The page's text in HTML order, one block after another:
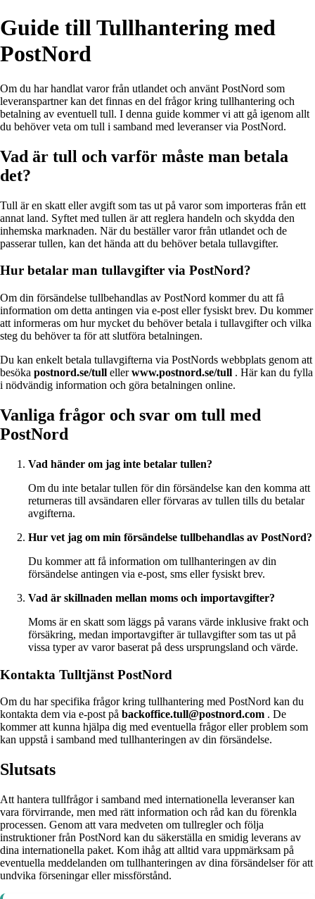
Guide till Tullhantering med
PostNord
Om du har handlat varor från utlandet och använt PostNord som
leveranspartner kan det finnas en del frågor kring tullhantering och
betalning av eventuell tull. I denna guide kommer vi att gå igenom allt
du behöver veta om tull i samband med leveranser via PostNord.
Vad är tull och varför måste man betala
det?
Tull är en skatt eller avgift som tas ut på varor som importeras från ett
annat land. Syftet med tullen är att reglera handeln och skydda den
inhemska marknaden. När du beställer varor från utlandet och de
passerar tullen, kan det hända att du behöver betala tullavgifter.
Hur betalar man tullavgifter via PostNord?
Om din försändelse tullbehandlas av PostNord kommer du att få
information om detta antingen via e-post eller fysiskt brev. Du kommer
att informeras om hur mycket du behöver betala i tullavgifter och vilka
steg du behöver ta för att slutföra betalningen.
Du kan enkelt betala tullavgifterna via PostNords webbplats genom att
besöka postnord.se/tull ellerwww.postnord.se/tull . Här kan du fylla
i nödvändig information och göra betalningen online.
Vanliga frågor och svar om tull med
PostNord
Vad händer om jag inte betalar tullen?
Om du inte betalar tullen för din försändelse kan den komma att
returneras till avsändaren eller förvaras av tullen tills du betalar
avgifterna.
Hur vet jag om min försändelse tullbehandlas av PostNord?
Du kommer att få information om tullhanteringen av din
försändelse antingen via e-post, sms eller fysiskt brev.
Vad är skillnaden mellan moms och importavgifter?
Moms är en skatt som läggs på varans värde inklusive frakt och
försäkring, medan importavgifter är tullavgifter som tas ut på
vissa typer av varor baserat på dess ursprungsland och värde.
Kontakta Tulltjänst PostNord
Om du har specifika frågor kring tullhantering med PostNord kan du
kontakta dem via e-post på backoffice.tull@postnord.com . De
kommer att kunna hjälpa dig med eventuella frågor eller problem som
kan uppstå i samband med tullhanteringen av din försändelse.
Slutsats
Att hantera tullfrågor i samband med internationella leveranser kan
vara förvirrande, men med rätt information och råd kan du förenkla
processen. Genom att vara medveten om tullregler och följa
instruktioner från PostNord kan du säkerställa en smidig leverans av
dina internationella paket. Kom ihåg att alltid vara uppmärksam på
eventuella meddelanden om tullhanteringen av dina försändelser för att
undvika förseningar eller missförstånd.